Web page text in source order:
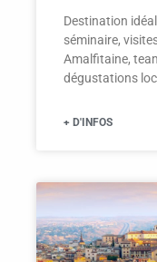
Destination
séminaire,
Amalfitaine,
dégustations
+ D'INFOS